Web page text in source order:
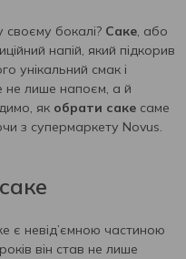
своєму бокалі? Саке, або
напій, який підкорив
унікальний смак і
не лише напоєм, а й
як обрати саке саме
з супермаркету Novus.
є невід’ємною частиною
він став не лише